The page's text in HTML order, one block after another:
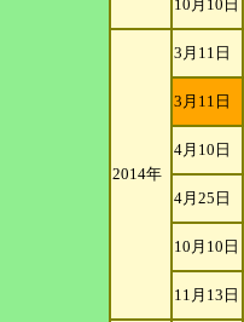
10月10日
2014年
3月11日
3月11日
4月10日
4月25日
10月10日
11月13日